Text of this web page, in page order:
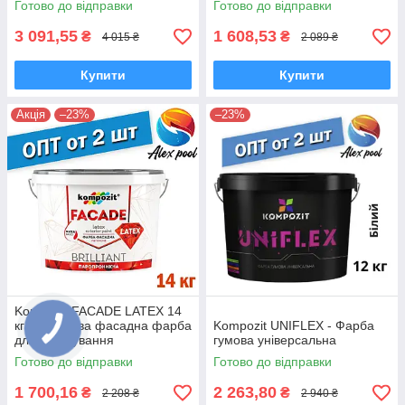
лотоса
Готово до відправки
3 091,55 ₴ 4 015 ₴
Купити
Готово до відправки
1 608,53 ₴ 2 089 ₴
Купити
Акція –23%
Kompozit FACADE LATEX 14
кг - акрилова фасадна фарба
для фарбування
мінеральних поверхонь
Готово до відправки
1 700,16 ₴ 2 208 ₴
–23%
Kompozit UNIFLEX - Фарба
гумова універсальна
Готово до відправки
2 263,80 ₴ 2 940 ₴